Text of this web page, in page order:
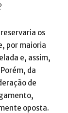
os
por maioria
e, assim,
da
de
oposta.